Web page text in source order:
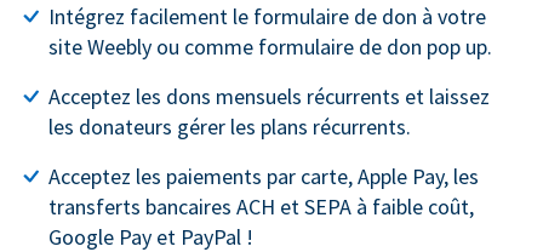
Intégrez facilement le formulaire de don à votre
site Weebly ou comme formulaire de don pop up.
Acceptez les dons mensuels récurrents et laissez
les donateurs gérer les plans récurrents.
Acceptez les paiements par carte, Apple Pay, les
transferts bancaires ACH et SEPA à faible coût,
Google Pay et PayPal !